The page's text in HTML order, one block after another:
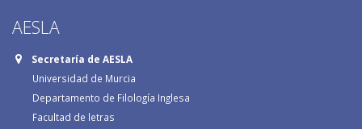
AESLA
Secretaría de AESLA
Universidad de Murcia
Departamento de Filología Inglesa
Facultad de letras